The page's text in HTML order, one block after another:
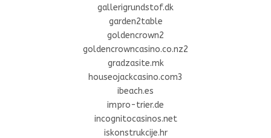
gallerigrundstof.dk
garden2table
goldencrown2
goldencrowncasino.co.nz2
gradzasite.mk
houseojackcasino.com3
ibeach.es
impro-trier.de
incognitocasinos.net
iskonstrukcije.hr